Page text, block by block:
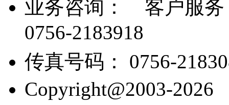
业务咨询：
客户服务
0756-2183918
传真号码： 0756-
Copyright@2003-